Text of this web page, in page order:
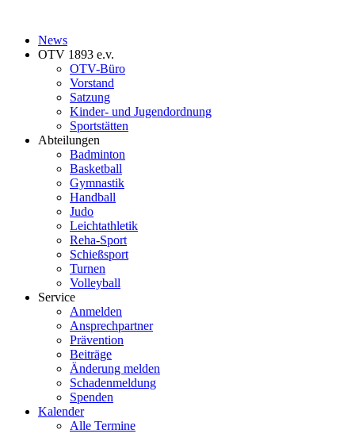
News
OTV 1893 e.v.
OTV-Büro
Vorstand
Satzung
Kinder- und Jugendordnung
Sportstätten
Abteilungen
Badminton
Basketball
Gymnastik
Handball
Judo
Leichtathletik
Reha-Sport
Schießsport
Turnen
Volleyball
Service
Anmelden
Ansprechpartner
Prävention
Beiträge
Änderung melden
Schadenmeldung
Spenden
Kalender
Alle Termine